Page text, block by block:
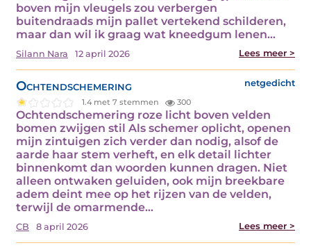
boven mijn vleugels zou verbergen
buitendraads mijn pallet vertekend schilderen,
maar dan wil ik graag wat kneedgum lenen…
Silann Nara 12 april 2026 Lees meer >
Ochtendschemering netgedicht
1.4 met 7 stemmen 300
Ochtendschemering roze licht boven velden
bomen zwijgen stil Als schemer oplicht, openen
mijn zintuigen zich verder dan nodig, alsof de
aarde haar stem verheft, en elk detail lichter
binnenkomt dan woorden kunnen dragen. Niet
alleen ontwaken geluiden, ook mijn breekbare
adem deint mee op het rijzen van de velden,
terwijl de omarmende…
CB 8 april 2026 Lees meer >